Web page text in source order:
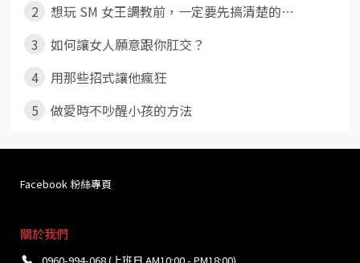
2
想玩 SM 女王調教前，一定要先搞清楚的⋯
3
如何讓女人願意跟你肛交？
4
用那些招式讓他瘋狂
5
做愛時不吵醒小孩的方法
關於我們
0960-994-068 (上班日 AM10:00 - PM18:00)
Facebook 粉絲專頁